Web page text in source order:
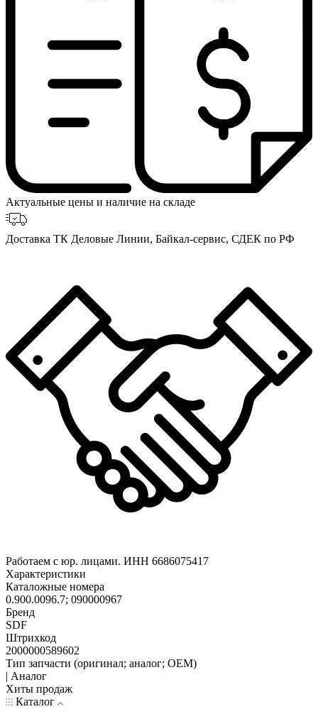
Актуальные цены и наличие на складе
Доставка ТК Деловые Линии, Байкал-сервис, СДЕК по РФ
Работаем с юр. лицами. ИНН 6686075417
Характеристики
Каталожные номера
0.900.0096.7; 090000967
Бренд
SDF
Штрихкод
2000000589602
Тип запчасти (оригинал; аналог; OEM)
| Аналог
Хиты продаж
Каталог